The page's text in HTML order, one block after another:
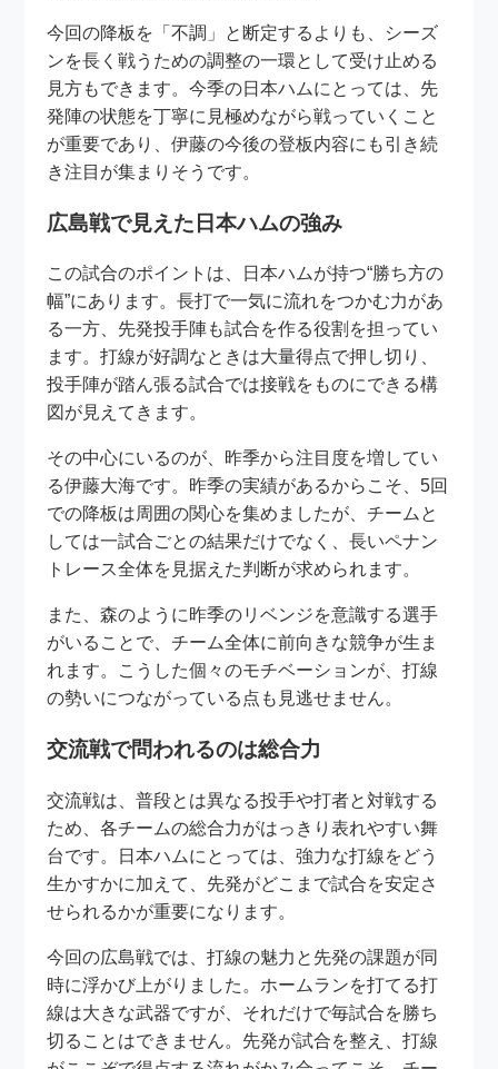
今回の降板を「不調」と断定するよりも、シーズ
ンを長く戦うための調整の一環として受け止める
見方もできます。今季の日本ハムにとっては、先
発陣の状態を丁寧に見極めながら戦っていくこと
が重要であり、伊藤の今後の登板内容にも引き続
き注目が集まりそうです。
広島戦で見えた日本ハムの強み
この試合のポイントは、日本ハムが持つ“勝ち方の
幅”にあります。長打で一気に流れをつかむ力があ
る一方、先発投手陣も試合を作る役割を担ってい
ます。打線が好調なときは大量得点で押し切り、
投手陣が踏ん張る試合では接戦をものにできる構
図が見えてきます。
その中心にいるのが、昨季から注目度を増してい
る伊藤大海です。昨季の実績があるからこそ、5回
での降板は周囲の関心を集めましたが、チームと
しては一試合ごとの結果だけでなく、長いペナン
トレース全体を見据えた判断が求められます。
また、森のように昨季のリベンジを意識する選手
がいることで、チーム全体に前向きな競争が生ま
れます。こうした個々のモチベーションが、打線
の勢いにつながっている点も見逃せません。
交流戦で問われるのは総合力
交流戦は、普段とは異なる投手や打者と対戦する
ため、各チームの総合力がはっきり表れやすい舞
台です。日本ハムにとっては、強力な打線をどう
生かすかに加えて、先発がどこまで試合を安定さ
せられるかが重要になります。
今回の広島戦では、打線の魅力と先発の課題が同
時に浮かび上がりました。ホームランを打てる打
線は大きな武器ですが、それだけで毎試合を勝ち
切ることはできません。先発が試合を整え、打線